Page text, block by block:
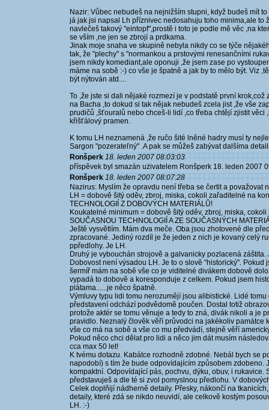
Nazir: Vůbec nebudeš na nejnižším stupni, když budeš mít
já jak jsi napsal Lh příznivec nedosahuju toho minima,ale to
navlečeš takový "eintopf",prostě i toto je podle mě věc ,na
se vším ,ne jen se zbrojí a prdkama.
Jinak moje snaha ve skupině nebyla nikdy co se týče
tak, že "plechy" s "normankou a prstovými renesančními
jsem nikdy komediant,ale oponuji ,že jsem zase po
máme na sobě :-) co vše je špatně a jak by to mělo být. Viz
být nýtován atd....
To ,že jste si dali nějaké rozmezí je v podstatě první
na Bacha ,to dokud si tak nějak nebudeš zcela jist ,že vše
prudičů ,šťouralů nebo chceš-li lidí ,co třeba chtějí zjistit věci
křišťálový pramen.
K tomu LH neznamená ,že ručo šité lněné hadry musí ty
Sargon "pozerateľný" .A pak se můžeš zabývat dalšíma
Ronšperk 18. leden 2007 08:03:03
příspěvek byl smazán użivatelem Ronšperk 18. leden 2007
Ronšperk 18. leden 2007 08:07:28
Nazirus: Myslím že opravdu není třeba se čertit a považovat
LH = dobově šitý oděv, zbroj, miska, cokoli zařaditelné na
TECHNOLOGIÍ Z DOBOVÝCH MATERIÁLŮ!
Koukatelné minimum = dobově šitý oděv, zbroj, miska,
SOUČASNOU TECHNOLOGIÍ A ZE SOUČASNÝCH
Ještě vysvětlím. Mám dva meče. Oba jsou zhotovené dle
zpracované. Jediný rozdíl je že jeden z nich je kovaný celý
ppředlohy. Je LH.
Druhý je vybouchán strojově a galvanicky pozlacená
Dobovost není výsadou LH. Je to o slově "historický".
šermíř mám na sobě vše co je viditelné divákem dobově
vypadá to dobově a koresponduje z celkem. Pokud jsem
plátama......je něco špatně.
Výmluvy typu lidi tomu nerozumějí jsou alibistické. Lidé
představení odchází podvědomě poučen. Dostal totiž
protože aktér se tomu věnuje a tedy to zná, divák nikoli a je
pravidlo. Neznalý člověk věří průvodci na jakékoliv památce
vše co má na sobě a vše co mu předvádí, stejně věří
Pokud něco chci dělat pro lidi a něco jim dát musím
cca max 50 let!
K tvému dotazu. Kabátce rozhodně zdobné. Nebál bych se
napodobí) s tím že bude odpovídajícím způsobem zdobeno.
kompaktní. Odpovídající pás, pochvu, dýku, obuv, i
představuješ a dle té si zvol pomyslnou předlohu. V
Celek doplňijí nádherně detaily. Přesky, nákončí na
detaily, které zdá se nikdo neuvidí, ale celkově kostým
LH. :-)